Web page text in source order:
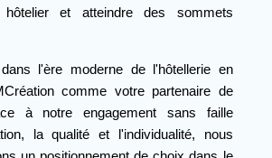
et atteindre des sommets
l'ère moderne de l'hôtellerie en
comme votre partenaire de
à notre engagement sans faille
la qualité et l'individualité, nous